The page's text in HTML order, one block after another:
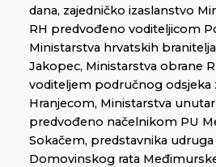
dana, zajedničko izaslanstvo
RH predvođeno voditeljicom
Ministarstva hrvatskih
Jakopec, Ministarstva obrane
voditeljem područnog odsjeka
Hranjecom, Ministarstva
predvođeno načelnikom PU
Sokačem, predstavnika
Domovinskog rata